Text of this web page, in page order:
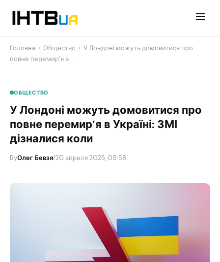
Головна › Общество › У Лондоні можуть домовитися про
повне перемир’я в…
ОБЩЕСТВО
У Лондоні можуть домовитися про
повне перемир’я в Україні: ЗМІ
дізналися коли
ByОлег Бевзя/20 апреля 2025, 09:58